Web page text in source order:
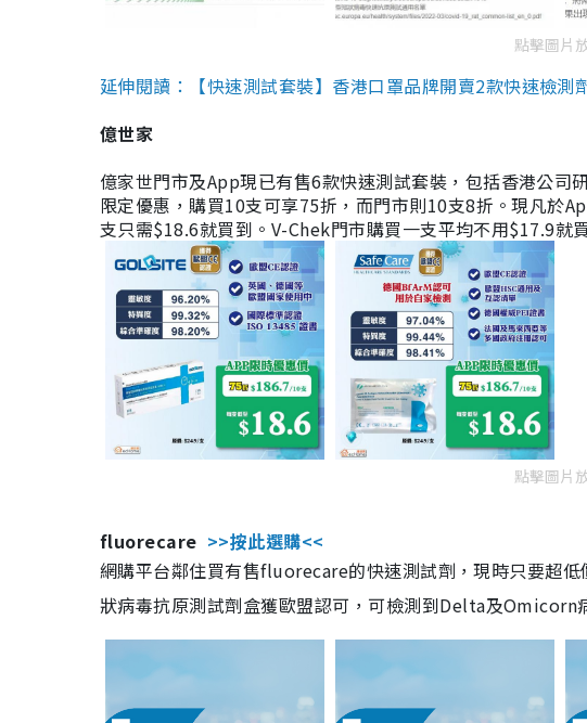
點擊圖片
延伸閱讀：【快速測試套裝】香港口罩品牌開賣2款快速檢
億世家
億家世門市及App現已有售6款快速測試套裝，包括香港公
限定優惠，購買10支可享75折，而門市則10支8折。現凡於
支只需$18.6就買到。V-Chek門市購買一支平均不用$17.9就
點擊圖片
fluorecare >>按此選購<<
網購平台鄰住買有售fluorecare的快速測試劑，現時只要超
狀病毒抗原測試劑盒獲歐盟認可，可檢測到Delta及Omicorn